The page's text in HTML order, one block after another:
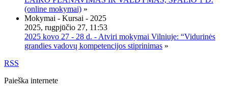
(online mokymai) »
Mokymai - Kursai - 2025
2025, rugpjūčio 27, 11:53
2025 kovo 27 - 28 d. - Atviri mokymai Vilniuje: “Vidurinės
grandies vadovų kompetencijos stiprinimas »
RSS
Paieška internete